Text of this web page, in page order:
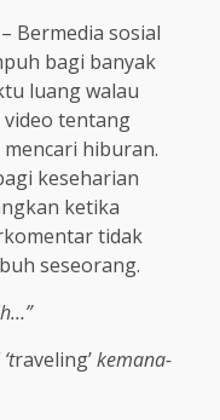
– Bermedia sosial
bagi banyak
luang walau
tentang
hiburan.
keseharian
ketika
tidak
seseorang.
raveling’kemana-